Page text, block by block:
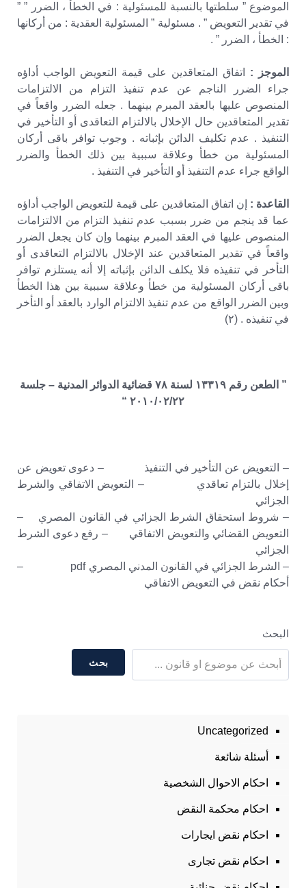
الموضوع ” سلطتها بالنسبة للمسئولية : في الخطأ ، الضرر ” ”
في تقدير التعويض ” . مسئولية ” المسئولية العقدية : من أركانها
: الخطأ ، الضرر ” .
الموجز : اتفاق المتعاقدين على قيمة التعويض الواجب أداؤه
جراء الضرر الناجم عن عدم تنفيذ التزام من الالتزامات
المنصوص عليها بالعقد المبرم بينهما . جعله الضرر واقعاً في
تقدير المتعاقدين حال الإخلال بالالتزام التعاقدى أو التأخير في
التنفيذ . عدم تكليف الدائن بإثباته . وجوب توافر باقى أركان
المسئولية من خطأ وعلاقة سببية بين ذلك الخطأ والضرر
الواقع جراء عدم التنفيذ أو التأخير في التنفيذ .
القاعدة : إن اتفاق المتعاقدين على قيمة للتعويض الواجب أداؤه
عما قد ينجم من ضرر بسبب عدم تنفيذ التزام من الالتزامات
المنصوص عليها في العقد المبرم بينهما وإن كان يجعل الضرر
واقعاً في تقدير المتعاقدين عند الإخلال بالالتزام التعاقدى أو
التأخر في تنفيذه فلا يكلف الدائن بإثباته إلا أنه يستلزم توافر
باقى أركان المسئولية من خطأ وعلاقة سببية بين هذا الخطأ
وبين الضرر الواقع من عدم تنفيذ الالتزام الوارد بالعقد أو التأخر
في تنفيذه . (٢)
” الطعن رقم ١٣٣١٩ لسنة ٧٨ قضائية الدوائر المدنية – جلسة
٢٠١٠/٠٢/٢٢ “
– التعويض عن التأخير في التنفيذ – دعوى تعويض عن
إخلال بالتزام تعاقدي – التعويض الاتفاقي والشرط
الجزائي
– شروط استحقاق الشرط الجزائي في القانون المصري –
التعويض القضائي والتعويض الاتفاقي – رفع دعوى الشرط
الجزائي
– الشرط الجزائي في القانون المدني المصري pdf –
أحكام نقض في التعويض الاتفاقي
البحث
بحث
Uncategorized
أسئلة شائعة
احكام الاحوال الشخصية
احكام محكمة النقض
احكام نقض ايجارات
احكام نقض تجارى